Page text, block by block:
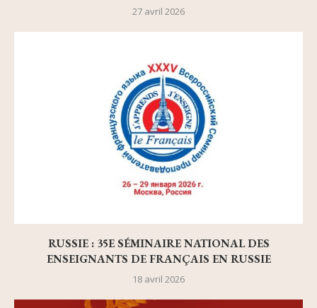
27 avril 2026
RUSSIE : 35E SÉMINAIRE NATIONAL DES
ENSEIGNANTS DE FRANÇAIS EN RUSSIE
18 avril 2026